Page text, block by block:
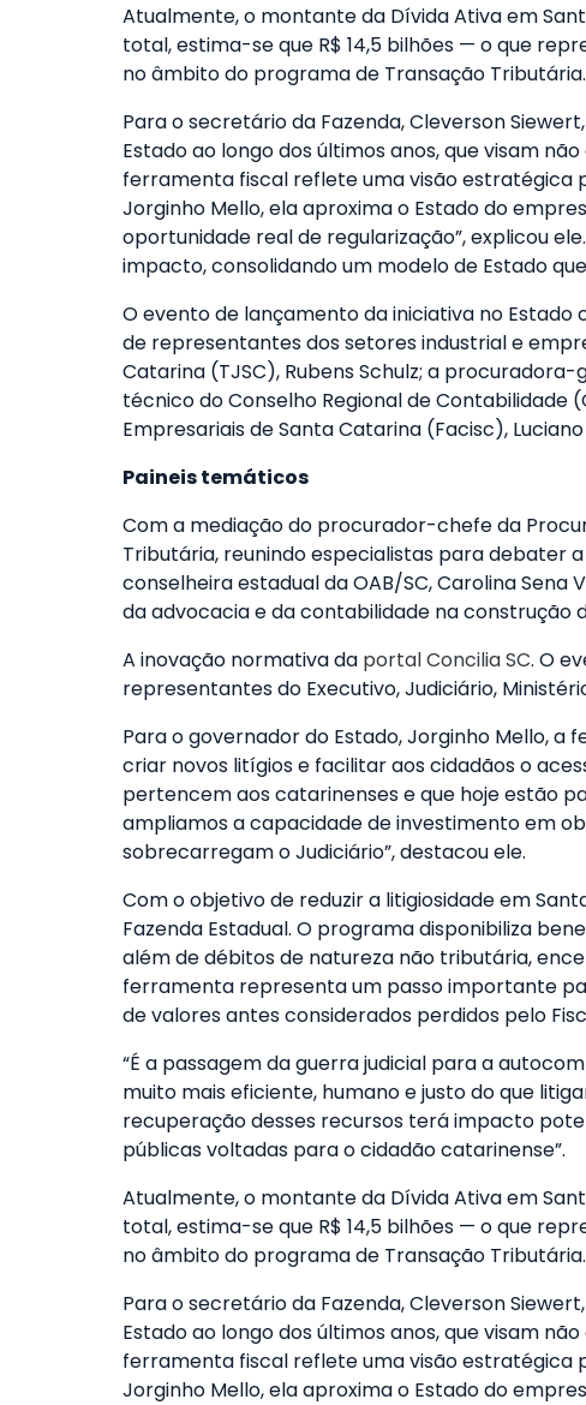
Atualmente, o montante da Dívida Ativa em
total, estima-se que R$ 14,5 bilhões — o que
no âmbito do programa de Transação Tributária.
Para o secretário da Fazenda, Cleverson
Estado ao longo dos últimos anos, que visam
ferramenta fiscal reflete uma visão estratégica
Jorginho Mello, ela aproxima o Estado do
oportunidade real de regularização”, explicou
impacto, consolidando um modelo de Estado
O evento de lançamento da iniciativa no Estado
de representantes dos setores industrial e
Catarina (TJSC), Rubens Schulz; a
técnico do Conselho Regional de Contabilidade
Empresariais de Santa Catarina (Facisc),
Paineis temáticos
Com a mediação do procurador-chefe da
Tributária, reunindo especialistas para debater
conselheira estadual da OAB/SC, Carolina
da advocacia e da contabilidade na construção
A inovação normativa da portal Concilia SC. O
representantes do Executivo, Judiciário,
Para o governador do Estado, Jorginho Mello,
criar novos litígios e facilitar aos cidadãos o
pertencem aos catarinenses e que hoje estão
ampliamos a capacidade de investimento em
sobrecarregam o Judiciário”, destacou ele.
Com o objetivo de reduzir a litigiosidade em
Fazenda Estadual. O programa disponibiliza
além de débitos de natureza não tributária,
ferramenta representa um passo importante
de valores antes considerados perdidos pelo
“É a passagem da guerra judicial para a
muito mais eficiente, humano e justo do que
recuperação desses recursos terá impacto
públicas voltadas para o cidadão catarinense”.
Atualmente, o montante da Dívida Ativa em
total, estima-se que R$ 14,5 bilhões — o que
no âmbito do programa de Transação Tributária.
Para o secretário da Fazenda, Cleverson
Estado ao longo dos últimos anos, que visam
ferramenta fiscal reflete uma visão estratégica
Jorginho Mello, ela aproxima o Estado do